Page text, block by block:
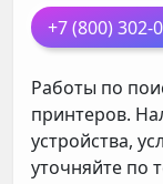
+7 (800) 302-
Работы по
принтеров.
устройства,
уточняйте по